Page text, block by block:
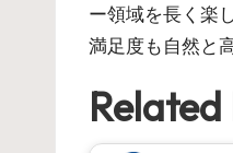
ー領域を長く楽
満足度も自然と
Related